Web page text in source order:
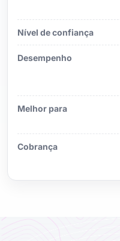
Nível de confiança
Desempenho
Melhor para
Cobrança